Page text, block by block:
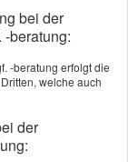
Hundelieb ist er
Ver­
Zimmermanns.
bei der
beratung:
-beratung erfolgt die
welche auch
der